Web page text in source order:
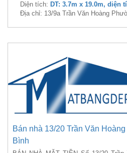
Diện tích: DT: 3.7m x 19.0m, diện
Địa chỉ: 13/9a Trần Văn Hoàng
Bán nhà 13/20 Trần Văn
Bình